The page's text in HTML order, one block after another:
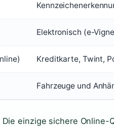
Elektronisch (e-
Kreditkarte, Twint,
Fahrzeuge und
einzige sichere Online-